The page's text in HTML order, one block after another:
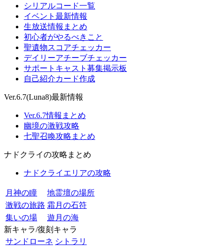
シリアルコード一覧
イベント最新情報
生放送情報まとめ
初心者がやるべきこと
聖遺物スコアチェッカー
デイリーアチーブチェッカー
サポートキャスト募集掲示板
自己紹介カード作成
Ver.6.7(Luna8)最新情報
Ver.6.7情報まとめ
幽境の激戦攻略
七聖召喚攻略まとめ
ナドクライの攻略まとめ
ナドクライエリアの攻略
月神の瞳
地霊壇の場所
激戦の旅路 霜月の石符
集いの場
遊月の海
新キャラ/復刻キャラ
サンドローネ シトラリ